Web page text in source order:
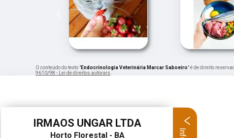
O conteúdo do texto "Endocrinologia Veterinária Marcar Saboeiro" é de direito
9610/98 - Lei de direitos autorais.
IRMAOS UNGAR LTDA
Horto Florestal - BA